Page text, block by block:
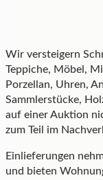
Wir versteigern
Teppiche, Möbel,
Porzellan, Uhren,
Sammlerstücke,
auf einer Auktion
zum Teil im
Einlieferungen
und bieten